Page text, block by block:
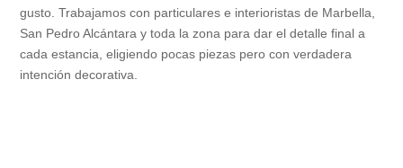
gusto. Trabajamos con particulares e interioristas de Marbella,
San Pedro Alcántara y toda la zona para dar el detalle final a
cada estancia, eligiendo pocas piezas pero con verdadera
intención decorativa.